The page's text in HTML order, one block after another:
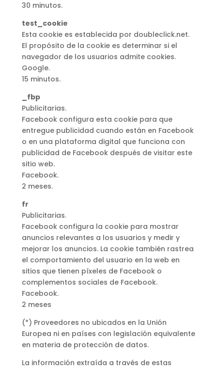
30 minutos.
test_cookie
Esta cookie es establecida por doubleclick.net.
El propósito de la cookie es determinar si el
navegador de los usuarios admite cookies.
Google.
15 minutos.
_fbp
Publicitarias.
Facebook configura esta cookie para que
entregue publicidad cuando están en Facebook
o en una plataforma digital que funciona con
publicidad de Facebook después de visitar este
sitio web.
Facebook.
2 meses.
fr
Publicitarias.
Facebook configura la cookie para mostrar
anuncios relevantes a los usuarios y medir y
mejorar los anuncios. La cookie también rastrea
el comportamiento del usuario en la web en
sitios que tienen píxeles de Facebook o
complementos sociales de Facebook.
Facebook.
2 meses
(*) Proveedores no ubicados en la Unión
Europea ni en países con legislación equivalente
en materia de protección de datos.
La información extraída a través de estas